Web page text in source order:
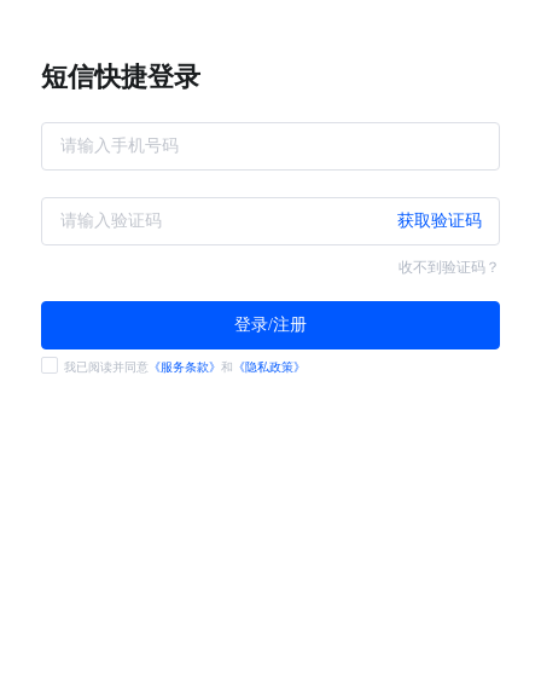
短信快捷登录
获取验证码
收不到验证码？
登录/注册
我已阅读并同意 《服务条款》 和 《隐私政策》